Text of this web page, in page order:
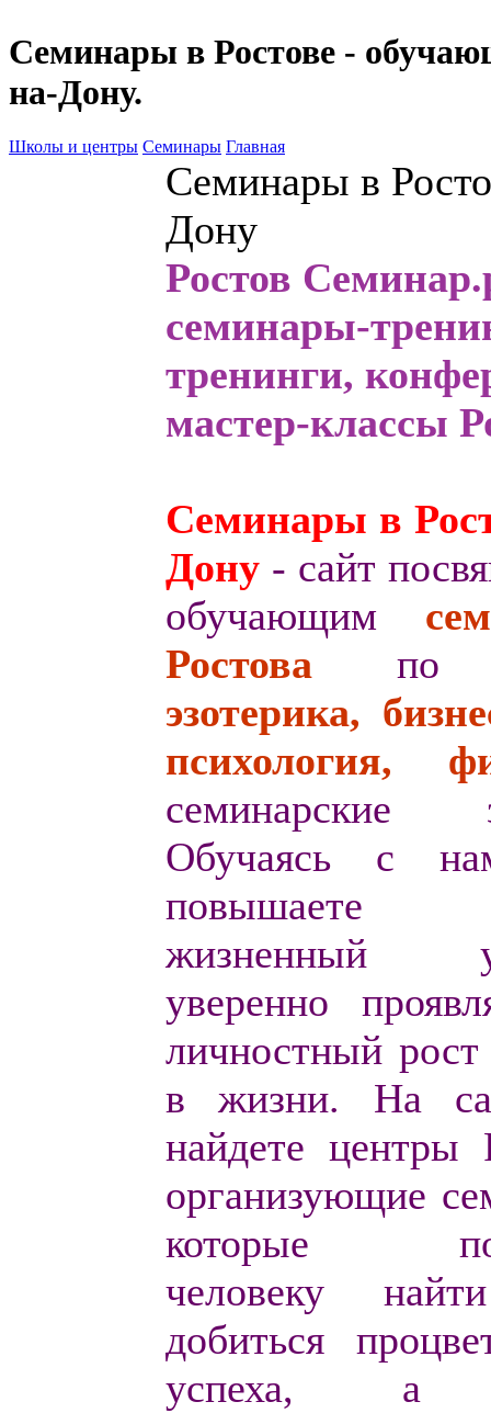
Семинары в Ростове -
на-Дону.
Школы и центры Семинары Главная
Семинары в
Дону
Ростов
семинары-
тренинги,
мастер-классы
Семинары в
Дону - сайт
обучающим с
Ростова по
эзотерика,
психология,
семинарские
Обучаясь с
повышаете
жизненный
уверенно
личностный
в жизни. На
найдете центры
организующие
которые
человеку
добиться
успеха, а